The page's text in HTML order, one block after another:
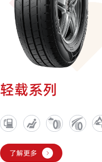
轻载系列
了解更多